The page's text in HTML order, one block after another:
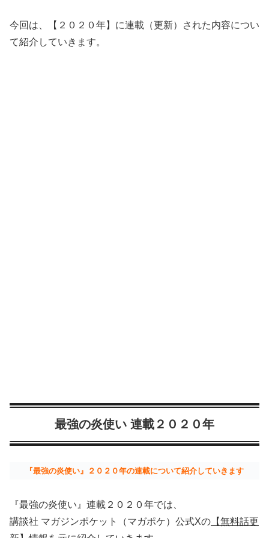
今回は、【２０２０年】に連載（更新）された内容につい
て紹介していきます。
最強の炎使い 連載２０２０年
『最強の炎使い』２０２０年の連載について紹介していきます
『最強の炎使い』連載２０２０年では、
講談社 マガジンポケット（マガポケ）公式Xの 【無料話更